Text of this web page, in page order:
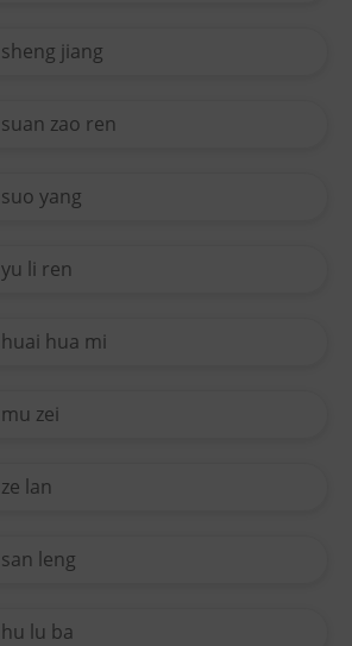
sheng jiang
suan zao ren
suo yang
yu li ren
huai hua mi
mu zei
ze lan
san leng
hu lu ba